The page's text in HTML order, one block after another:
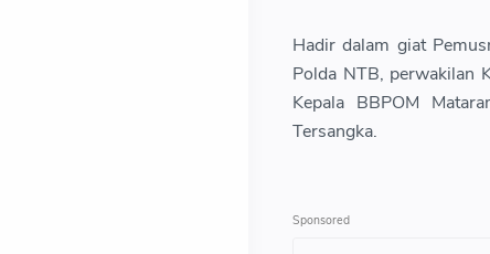
Hadir dalam giat
Polda NTB, perwakilan
Kepala BBPOM
Tersangka.